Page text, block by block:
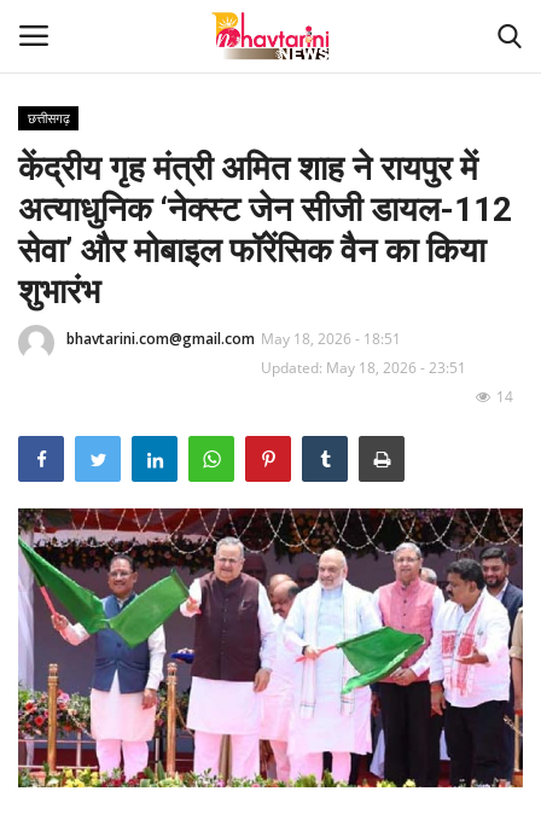
Home
संपर्क करें
Contact
हमारे बारे मेंं
दुनिया
मध्य प्रदेश
छत्तीसगढ़
राजस्थान
पंजाब
उत्तराखंड
छत्तीसगढ़
केंद्रीय गृह मंत्री अमित शाह ने रायपुर में
अत्याधुनिक ‘नेक्स्ट जेन सीजी डायल-112
सेवा’ और मोबाइल फॉरेंसिक वैन का किया
शुभारंभ
bhavtarini.com@gmail.com May 18, 2026 - 18:51
Updated: May 18, 2026 - 23:51
14